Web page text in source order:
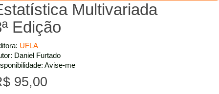
Multivariada
Edição
UFLA
Daniel Furtado
Avise-me
95,00